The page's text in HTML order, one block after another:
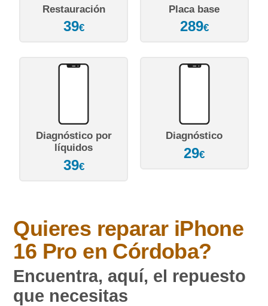
Restauración
39€
Placa base
289€
Diagnóstico por
líquidos
39€
Diagnóstico
29€
Quieres reparar iPhone
16 Pro en Córdoba?
Encuentra, aquí, el repuesto
que necesitas